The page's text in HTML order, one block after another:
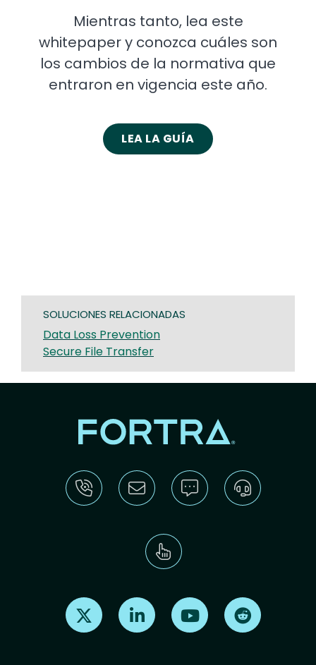
Mientras tanto, lea este
whitepaper y conozca cuáles son
los cambios de la normativa que
entraron en vigencia este año.
LEA LA GUÍA
SOLUCIONES RELACIONADAS
Data Loss Prevention
Secure File Transfer
Find us on X Find us on LinkedInFind us on Youtube